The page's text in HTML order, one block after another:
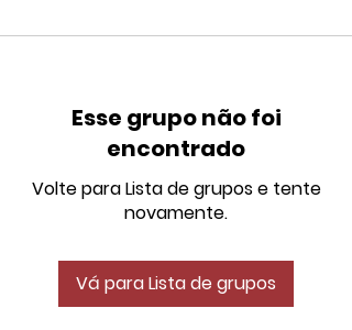
Esse grupo não foi
encontrado
Volte para Lista de grupos e tente
novamente.
Vá para Lista de grupos